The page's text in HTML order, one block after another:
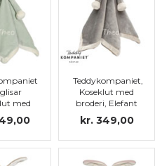
med
grøn
Teddykompaniet,
Koseklut med
broderi, Elefant
kr. 349,00